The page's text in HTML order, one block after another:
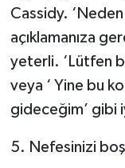
Cassidy.
açıklamanıza
yeterli. ‘Lütfen
veya ‘ Yine bu
gideceğim’ gibi
5. Nefesinizi